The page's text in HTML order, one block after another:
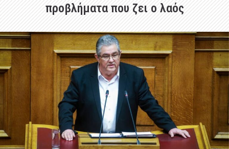
προβλήματα που ζει ο λαός